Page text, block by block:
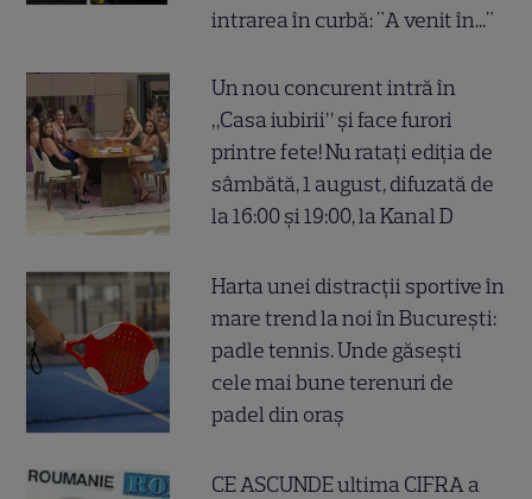
intrarea în curbă: "A venit în..."
Un nou concurent intră în
„Casa iubirii” și face furori
printre fete! Nu ratați ediția de
sâmbătă, 1 august, difuzată de
la 16:00 și 19:00, la Kanal D
Harta unei distracții sportive în
mare trend la noi în București:
padle tennis. Unde găsești
cele mai bune terenuri de
padel din oraș
CE ASCUNDE ultima CIFRA a